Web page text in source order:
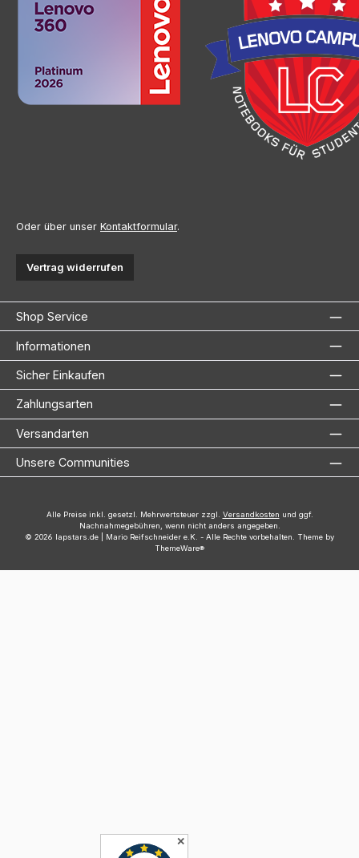
Oder über unser Kontaktformular.
Vertrag widerrufen
Shop Service
Informationen
Sicher Einkaufen
Zahlungsarten
Versandarten
Unsere Communities
Alle Preise inkl. gesetzl. Mehrwertsteuer zzgl. Versandkosten und ggf.
Nachnahmegebühren, wenn nicht anders angegeben.
© 2026 lapstars.de | Mario Reifschneider e.K. - Alle Rechte vorbehalten. Theme by
ThemeWare®
✕